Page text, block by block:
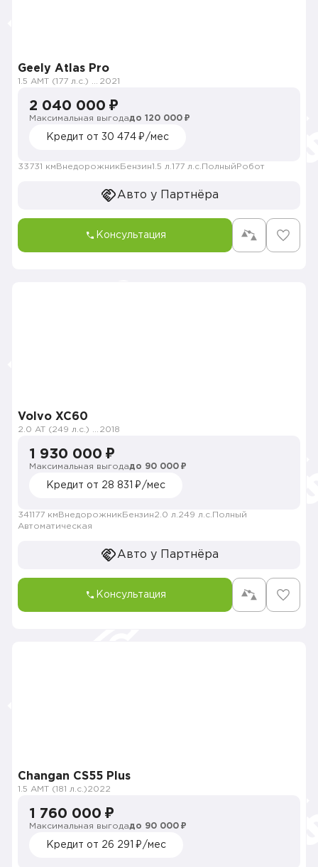
Geely Atlas Pro
2021
2 040 000 ₽
Максимальная выгодадо 120 000 ₽
Кредит от 30 474 ₽/мес
33731 км Внедорожник Бензин1.5 л. 177 л.с. Полный Робот
Авто у Партнёра
Консультация
Volvo XC60
2018
1 930 000 ₽
Максимальная выгодадо 90 000 ₽
Кредит от 28 831 ₽/мес
341177 км Внедорожник Бензин2.0 л. 249 л.с. Полный
Автоматическая
Авто у Партнёра
Консультация
Changan CS55 Plus
1.5 AMT (181 л.с.)2022
1 760 000 ₽
Максимальная выгодадо 90 000 ₽
Кредит от 26 291 ₽/мес